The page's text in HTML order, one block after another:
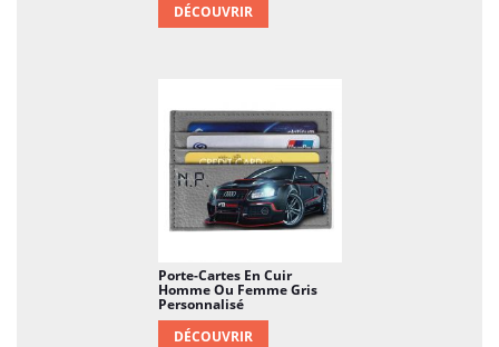
DÉCOUVRIR
Porte-Cartes En Cuir
Homme Ou Femme Gris
Personnalisé
DÉCOUVRIR